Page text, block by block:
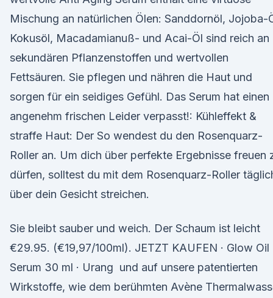
Mischung an natürlichen Ölen: Sanddornöl, Jojoba-
Kokusöl, Macadamianuß- und Acai-Öl sind reich an
sekundären Pflanzenstoffen und wertvollen
Fettsäuren. Sie pflegen und nähren die Haut und
sorgen für ein seidiges Gefühl. Das Serum hat einen
angenehm frischen Leider verpasst!: Kühleffekt &
straffe Haut: Der So wendest du den Rosenquarz-
Roller an. Um dich über perfekte Ergebnisse freuen
dürfen, solltest du mit dem Rosenquarz-Roller
über dein Gesicht streichen.
Sie bleibt sauber und weich. Der Schaum ist leicht
€29.95. (€19,97/100ml). JETZT KAUFEN · Glow Oil
Serum 30 ml · Urang und auf unsere patentierten
Wirkstoffe, wie dem berühmten Avène